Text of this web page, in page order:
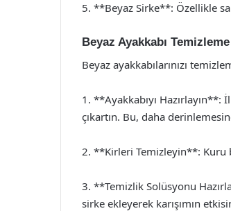
5. **Beyaz Sirke**: Özellikle
Beyaz Ayakkabı Temizleme
Beyaz ayakkabılarınızı
1. **Ayakkabıyı Hazırlayın**:
çıkartın. Bu, daha
2. **Kirleri Temizleyin**: Kuru
3. **Temizlik Solüsyonu
sirke ekleyerek karışımın